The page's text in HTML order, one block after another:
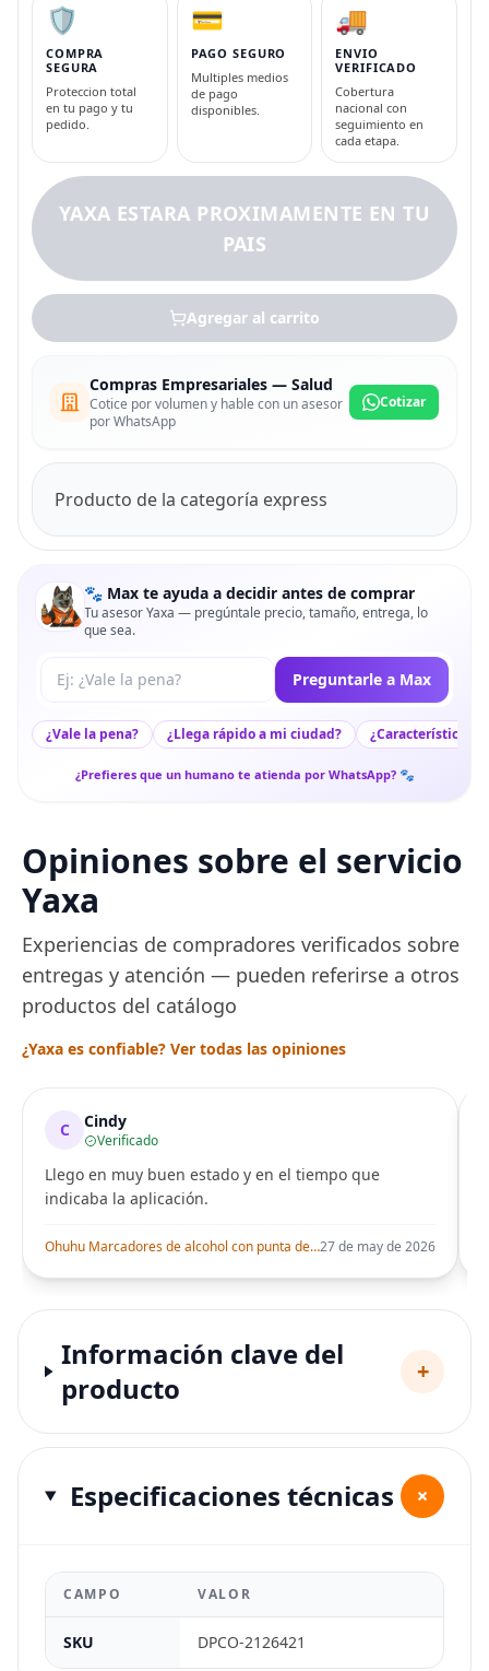
🛡️
COMPRA
SEGURA
Proteccion total
en tu pago y tu
pedido.
💳
PAGO SEGURO
Multiples medios
de pago
disponibles.
🚚
ENVIO
VERIFICADO
Cobertura
nacional con
seguimiento en
cada etapa.
YAXA ESTARA PROXIMAMENTE EN TU
PAIS
Agregar al carrito
Compras Empresariales — Salud
Cotice por volumen y hable con un asesor
por WhatsApp
Cotizar
Producto de la categoría express
🐾 Max te ayuda a decidir antes de comprar
Tu asesor Yaxa — pregúntale precio, tamaño, entrega, lo
que sea.
Tu pregunta a Max Preguntarle a Max
¿Vale la pena? ¿Llega rápido a mi ciudad? ¿Características
¿Prefieres que un humano te atienda por WhatsApp? 🐾
Opiniones sobre el servicio
Yaxa
Experiencias de compradores verificados sobre
entregas y atención — pueden referirse a otros
productos del catálogo
¿Yaxa es confiable? Ver todas las opiniones
C Cindy
Verificado
Llego en muy buen estado y en el tiempo que
indicaba la aplicación.
Ohuhu Marcadores de alcohol con punta de pincel – Juego de marcadores artísticos de doble punta con certificación AP para artistas adultos27 de may de 2026
Información clave del
producto
+
Especificaciones técnicas +
CAMPO VALOR
SKU DPCO-2126421